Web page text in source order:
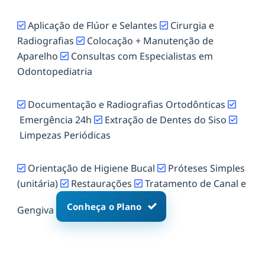
Aplicação de Flúor e Selantes
Cirurgia e
Radiografias
Colocação + Manutenção de
Aparelho
Consultas com Especialistas em
Odontopediatria
Documentação e Radiografias Ortodônticas
Emergência 24h
Extração de Dentes do Siso
Limpezas Periódicas
Orientação de Higiene Bucal
Próteses Simples
(unitária)
Restaurações Tratamento de Canal e
Gengiva Conheça o Plano